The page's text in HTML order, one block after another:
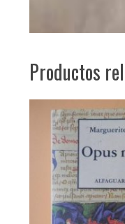
Productos